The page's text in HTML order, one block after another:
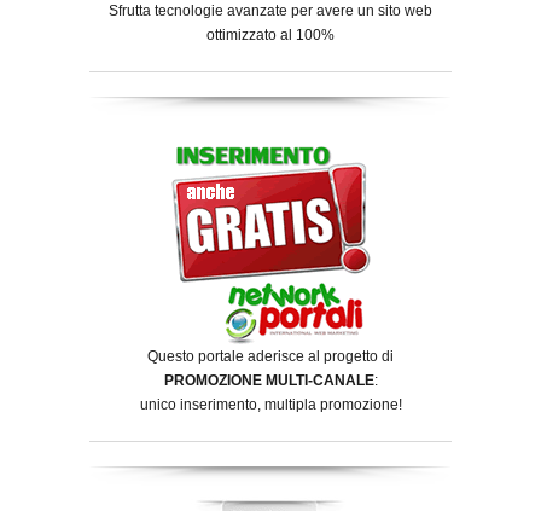
Sfrutta tecnologie avanzate per avere un sito web
ottimizzato al 100%
Questo portale aderisce al progetto di
PROMOZIONE MULTI-CANALE:
unico inserimento, multipla promozione!